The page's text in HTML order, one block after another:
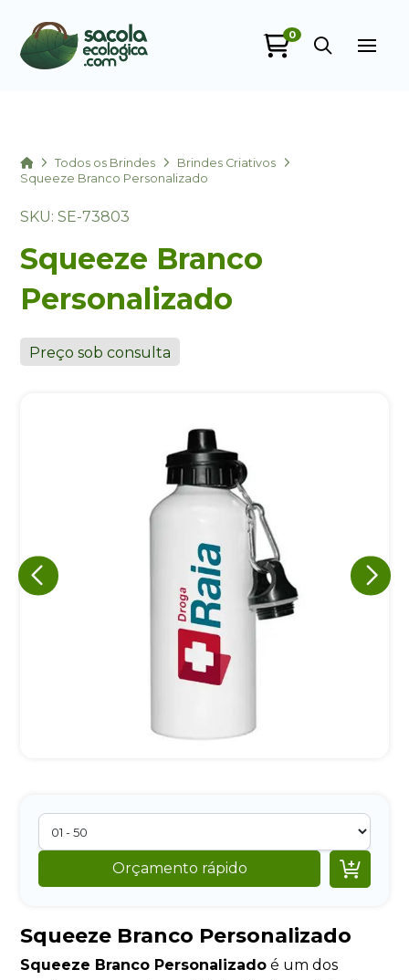
0
HomeTodos os Brindes
Brindes Criativos
Squeeze Branco Personalizado
SKU: SE-73803
Squeeze Branco
Personalizado
Preço sob consulta
Orçamento rápido 
Squeeze Branco Personalizado
Squeeze Branco Personalizado é um dos
Eu concordo em receber comunicações.
A nossa empresa está comprometida a proteger e respeitar
sua privacidade, utilizaremos seus dados apenas para fins
de marketing. Você pode alterar suas preferências a
Iniciar conversa